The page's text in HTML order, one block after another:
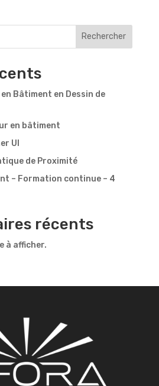
Rechercher
Bâtiment en Dessin de
en bâtiment
UI
de Proximité
– Formation continue – 4
récents
à afficher.